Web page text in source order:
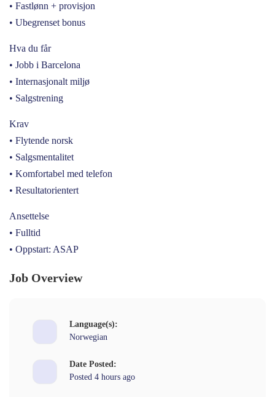
• Fastlønn + provisjon
• Ubegrenset bonus
Hva du får
• Jobb i Barcelona
• Internasjonalt miljø
• Salgstrening
Krav
• Flytende norsk
• Salgsmentalitet
• Komfortabel med telefon
• Resultatorientert
Ansettelse
• Fulltid
• Oppstart: ASAP
Job Overview
Language(s):
Norwegian
Date Posted:
Posted 4 hours ago